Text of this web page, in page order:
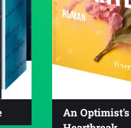
An Optimist's